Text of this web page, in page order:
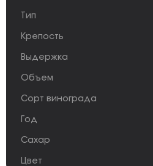
Тип
Крепость
Выдержка
Объем
Сорт винограда
Год
Сахар
Цвет